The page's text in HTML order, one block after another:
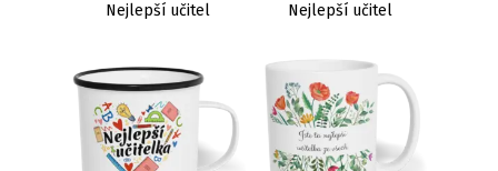
Nejlepší učitel Nejlepší učitel